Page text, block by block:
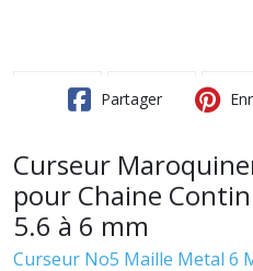
Partager
Curseur
pour Chaine
5.6 à 6 mm
Curseur No5 Maille Metal 6